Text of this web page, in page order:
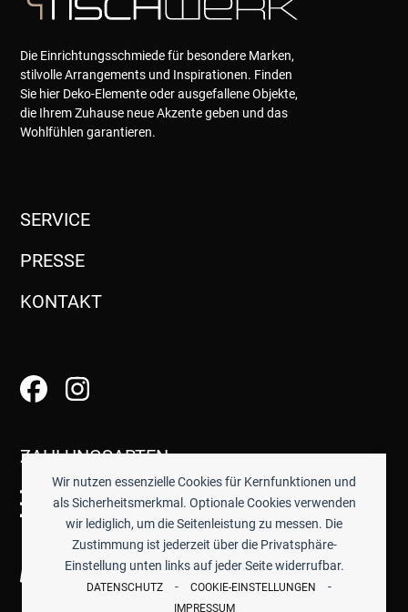
Wir nutzen essenzielle Cookies für Kernfunktionen und
als Sicherheitsmerkmal. Optionale Cookies verwenden
wir lediglich, um die Seitenleistung zu messen. Die
Zustimmung ist jederzeit über die Privatsphäre-
Einstellung unten links auf jeder Seite widerrufbar.
DATENSCHUTZ - COOKIE-EINSTELLUNGEN -
IMPRESSUM
Die Einrichtungsschmiede für besondere Marken,
stilvolle Arrangements und Inspirationen. Finden
Sie hier Deko-Elemente oder ausgefallene Objekte,
die Ihrem Zuhause neue Akzente geben und das
Wohlfühlen garantieren.
SERVICE
PRESSE
KONTAKT
ZAHLUNGSARTEN